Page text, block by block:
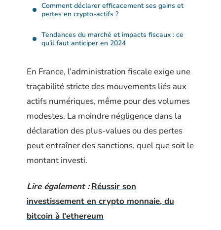
Comment déclarer efficacement ses gains et
pertes en crypto-actifs ?
Tendances du marché et impacts fiscaux : ce
qu’il faut anticiper en 2024
En France, l’administration fiscale exige une
traçabilité stricte des mouvements liés aux
actifs numériques, même pour des volumes
modestes. La moindre négligence dans la
déclaration des plus-values ou des pertes
peut entraîner des sanctions, quel que soit le
montant investi.
Lire également : Réussir son
investissement en crypto monnaie, du
bitcoin à l'ethereum